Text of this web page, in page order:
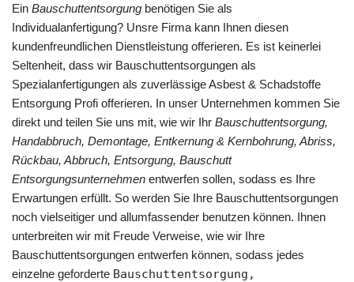
Ein Bauschuttentsorgung benötigen Sie als
Individualanfertigung? Unsre Firma kann Ihnen diesen
kundenfreundlichen Dienstleistung offerieren. Es ist keinerlei
Seltenheit, dass wir Bauschuttentsorgungen als
Spezialanfertigungen als zuverlässige Asbest & Schadstoffe
Entsorgung Profi offerieren. In unser Unternehmen kommen Sie
direkt und teilen Sie uns mit, wie wir Ihr Bauschuttentsorgung,
Handabbruch, Demontage, Entkernung & Kernbohrung, Abriss,
Rückbau, Abbruch, Entsorgung, Bauschutt
Entsorgungsunternehmen entwerfen sollen, sodass es Ihre
Erwartungen erfüllt. So werden Sie Ihre Bauschuttentsorgungen
noch vielseitiger und allumfassender benutzen können. Ihnen
unterbreiten wir mit Freude Verweise, wie wir Ihre
Bauschuttentsorgungen entwerfen können, sodass jedes
einzelne geforderte Bauschuttentsorgung,